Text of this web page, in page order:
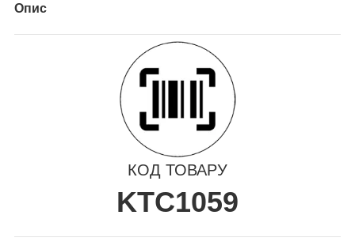
Опис
КОД ТОВАРУ
KTC1059